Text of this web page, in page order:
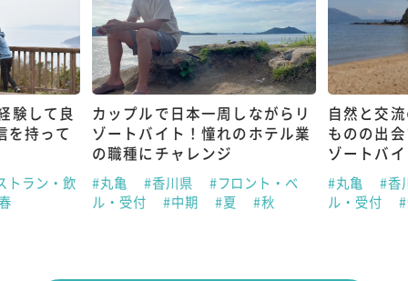
験して良
を持って
トラン・飲
カップルで日本一周しながらリ
ゾートバイト！憧れのホテル業
の職種にチャレンジ
#丸亀 #香川県
#フロント・ベ
ル・受付
#中期 #夏 #秋
自然と交
ものの出
ゾートバ
#丸亀
#香
ル・受付